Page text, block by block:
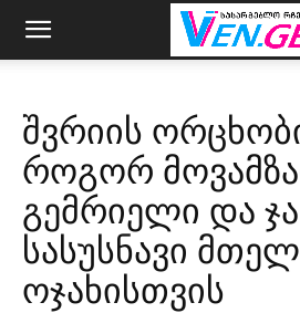
შვრიის
როგორ
გემრიელი და
სასუსნავი
ოჯახისთვის